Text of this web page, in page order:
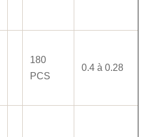
180
PCS
0.4 à 0.28